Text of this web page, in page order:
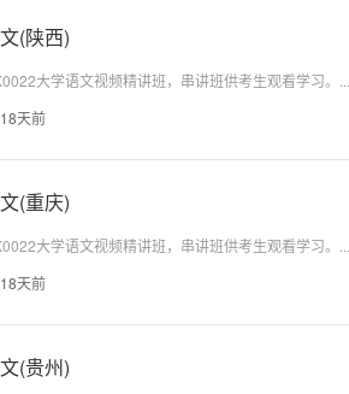
(陕西)
大学语文视频精讲班，串讲班供考生观看学习。...
天前
(重庆)
大学语文视频精讲班，串讲班供考生观看学习。...
天前
(贵州)